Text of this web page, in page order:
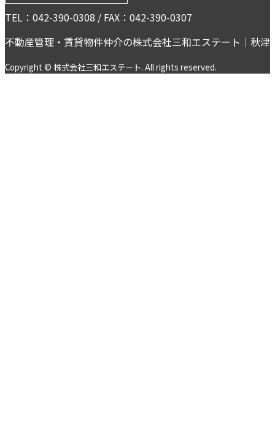
TEL：042-390-0308 / FAX：042-390-0307
不動産管理・賃貸物件仲介の株式会社三和エステート｜秋
Copyright © 株式会社三和エステート. All rights reserved.